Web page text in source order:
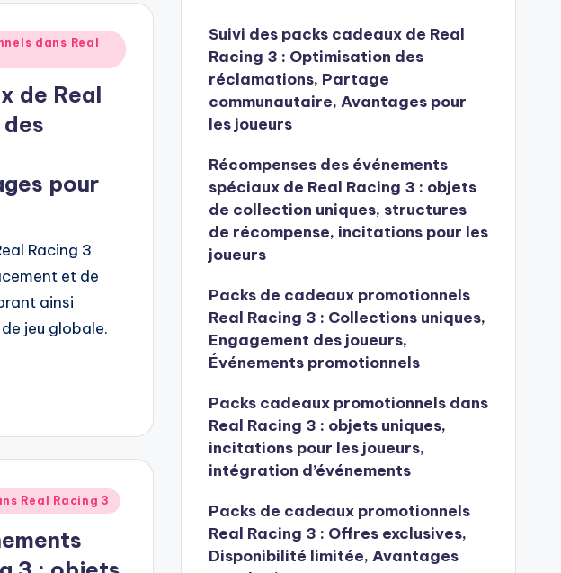
dans Real
de Real
pour
Racing 3
et de
ainsi
jeu globale.
Real Racing 3
Suivi des packs cadeaux de Real
Racing 3 : Optimisation des
réclamations, Partage
communautaire, Avantages pour
les joueurs
Récompenses des événements
spéciaux de Real Racing 3 : objets
de collection uniques, structures
de récompense, incitations pour les
joueurs
Packs de cadeaux promotionnels
Real Racing 3 : Collections uniques,
Engagement des joueurs,
Événements promotionnels
Packs cadeaux promotionnels dans
Real Racing 3 : objets uniques,
incitations pour les joueurs,
intégration d’événements
Packs de cadeaux promotionnels
Real Racing 3 : Offres exclusives,
Disponibilité limitée, Avantages